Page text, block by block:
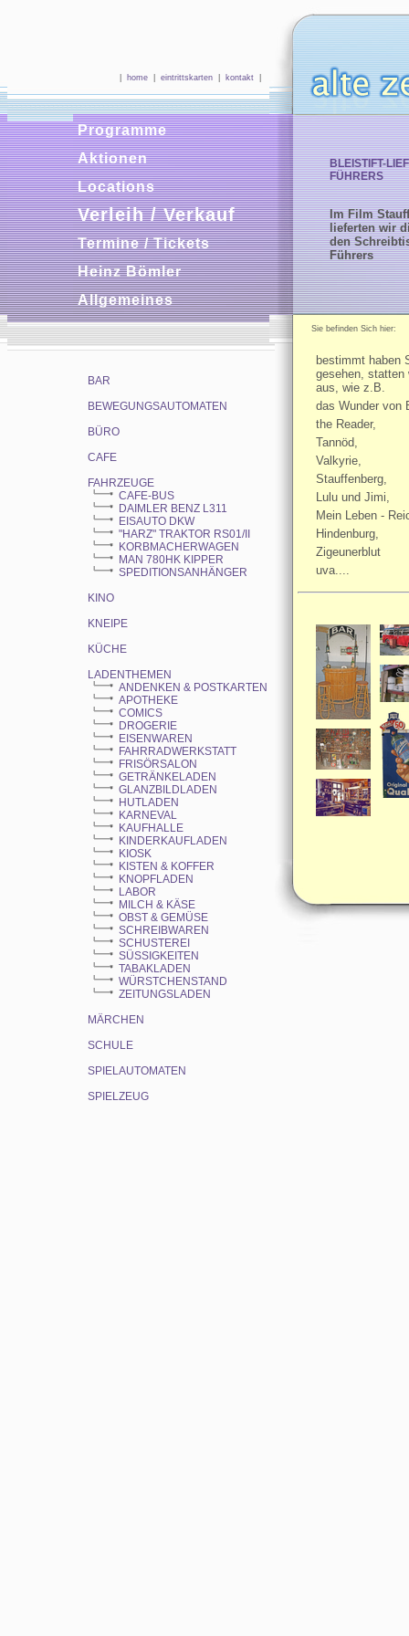
home eintrittskarten kontakt
Programme
Aktionen
Locations
Verleih / Verkauf
Termine / Tickets
Heinz Bömler
Allgemeines
BLEISTIFT-
FÜHRERS
Im Film
lieferten wir
den
Führers
BAR
BEWEGUNGSAUTOMATEN
BÜRO
CAFE
FAHRZEUGE
CAFE-BUS
DAIMLER BENZ L311
EISAUTO DKW
"HARZ" TRAKTOR RS01/II
KORBMACHERWAGEN
MAN 780HK KIPPER
SPEDITIONSANHÄNGER
KINO
KNEIPE
KÜCHE
LADENTHEMEN
ANDENKEN & POSTKARTEN
APOTHEKE
COMICS
DROGERIE
EISENWAREN
FAHRRADWERKSTATT
FRISÖRSALON
GETRÄNKELADEN
GLANZBILDLADEN
HUTLADEN
KARNEVAL
KAUFHALLE
KINDERKAUFLADEN
KIOSK
KISTEN & KOFFER
KNOPFLADEN
LABOR
MILCH & KÄSE
OBST & GEMÜSE
SCHREIBWAREN
SCHUSTEREI
SÜSSIGKEITEN
TABAKLADEN
WÜRSTCHENSTAND
ZEITUNGSLADEN
MÄRCHEN
SCHULE
SPIELAUTOMATEN
SPIELZEUG
Sie befinden Sich hier:
bestimmt haben
gesehen, statten
aus, wie z.B.
das Wunder von
the Reader,
Tannöd,
Valkyrie,
Stauffenberg,
Lulu und Jimi,
Mein Leben -
Hindenburg,
Zigeunerblut
uva....